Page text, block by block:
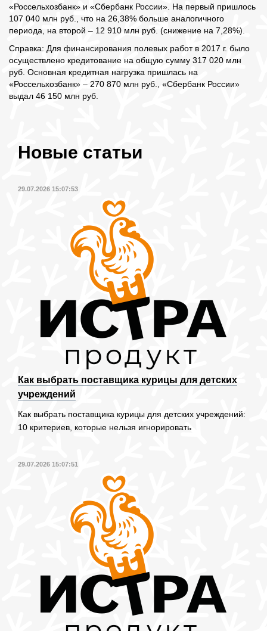
«Россельхозбанк» и «Сбербанк России». На первый пришлось
107 040 млн руб., что на 26,38% больше аналогичного
периода, на второй – 12 910 млн руб. (снижение на 7,28%).
Справка: Для финансирования полевых работ в 2017 г. было
осуществлено кредитование на общую сумму 317 020 млн
руб. Основная кредитная нагрузка пришлась на
«Россельхозбанк» – 270 870 млн руб., «Сбербанк России»
выдал 46 150 млн руб.
Новые статьи
29.07.2026 15:07:53
Как выбрать поставщика курицы для детских
учреждений
Как выбрать поставщика курицы для детских учреждений:
10 критериев, которые нельзя игнорировать
29.07.2026 15:07:51